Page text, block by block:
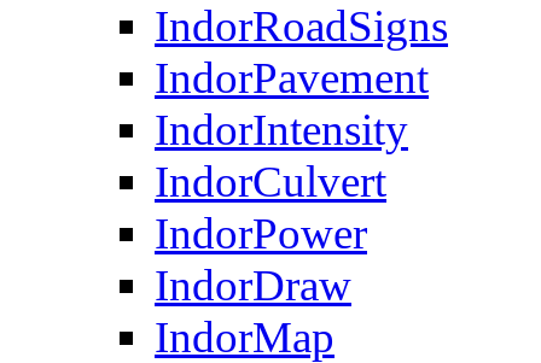
IndorRoadSigns
IndorPavement
IndorIntensity
IndorCulvert
IndorPower
IndorDraw
IndorMap